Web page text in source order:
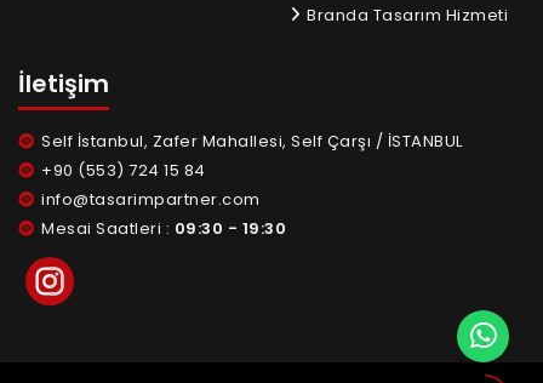
Branda Tasarım Hizmeti
İletişim
Self İstanbul, Zafer Mahallesi, Self Çarşı / İSTANBUL
+90 (553) 724 15 84
info@tasarimpartner.com
Mesai Saatleri : 09:30 - 19:30